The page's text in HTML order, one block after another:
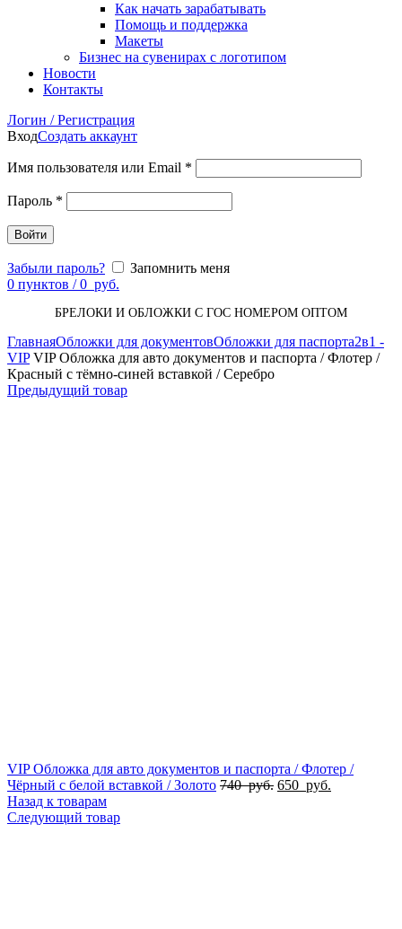
Как начать зарабатывать
Помощь и поддержка
Макеты
Бизнес на сувенирах с логотипом
Новости
Контакты
Логин / Регистрация
ВходСоздать аккаунт
Имя пользователя или Email *
Пароль *
Войти
Забыли пароль?
Запомнить меня
0 пунктов / 0 руб.
БРЕЛОКИ И ОБЛОЖКИ С ГОС НОМЕРОМ ОПТОМ
ГлавнаяОбложки для документовОбложки для паспорта2в1 -
VIPVIP Обложка для авто документов и паспорта / Флотер /
Красный с тёмно-синей вставкой / Серебро
Предыдущий товар
VIP Обложка для авто документов и паспорта / Флотер /
Чёрный с белой вставкой / Золото 740руб. 650 руб.
Назад к товарам
Следующий товар